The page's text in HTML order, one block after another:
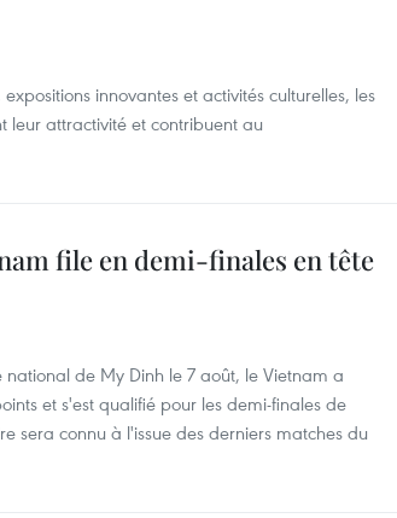
innovantes et activités culturelles, les
leur attractivité et contribuent au
file en demi-finales en tête
de My Dinh le 7 août, le Vietnam a
et s'est qualifié pour les demi-finales de
sera connu à l'issue des derniers matches du